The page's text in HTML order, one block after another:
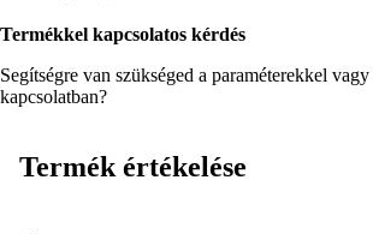
Termékkel kapcsolatos kérdés
Segítségre van szükséged a paraméterekkel vagy
kapcsolatban?
Termék értékelése